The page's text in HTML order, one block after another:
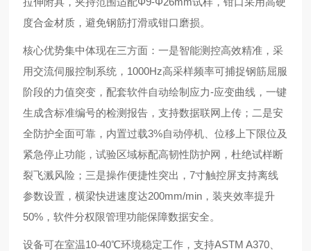
度合金材质，避免钢筋打滑或钳口磨损。
核心优势集中体现在三方面：一是智能测控高效精准，采
用交流伺服控制系统，1000Hz高采样频率可捕捉钢筋屈服
阶段的力值突变，配套软件自动绘制应力-应变曲线，一键
生成含标准编号的检测报告，支持数据联网上传；二是安
全防护全面可靠，内置过载3%自动停机、位移上下限位及
紧急停止功能，试验区域标配高韧性防护网，杜绝试样断
裂飞溅风险；三是操作便捷性突出，7寸触控屏支持离线
参数设置，横梁快进速度达200mm/min，装夹效率提升
50%，软件分权限管理功能保障数据安全。
设备可在室温10-40℃环境稳定工作，支持ASTM A370、